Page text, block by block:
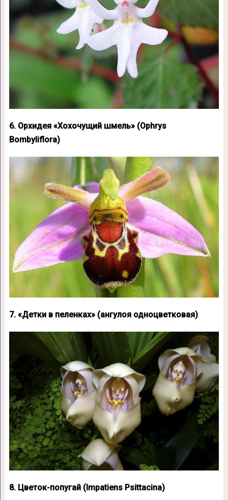
6. Орхидея «Хохочущий шмель» (Ophrys
Bombyliflora)
7. «Детки в пеленках» (ангулоя одноцветковая)
8. Цветок-попугай (Impatiens Psittacina)